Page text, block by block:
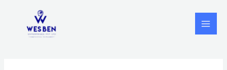
Main
navigation